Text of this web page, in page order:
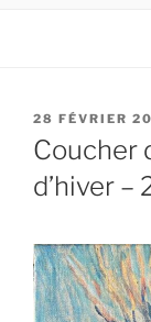
PUBLIÉ
LE
28 FÉVRIER
Coucher
d’hiver –